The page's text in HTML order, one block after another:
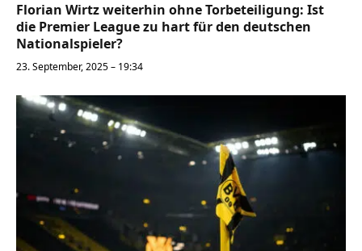
Florian Wirtz weiterhin ohne Torbeteiligung: Ist
die Premier League zu hart für den deutschen
Nationalspieler?
23. September, 2025 – 19:34